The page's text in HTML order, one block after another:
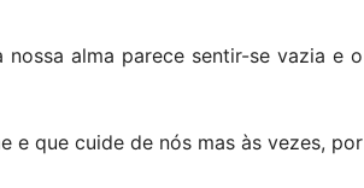
alma parece sentir-se vazia e o
e que cuide de nós mas às vezes, por